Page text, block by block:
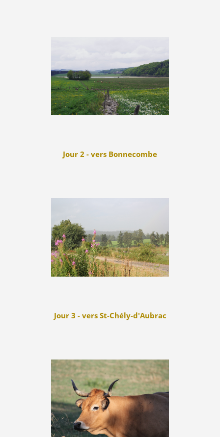
Jour 2 - vers Bonnecombe
Jour 3 - vers St-Chély-d'Aubrac